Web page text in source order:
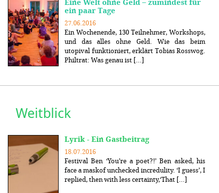
ein paar Tage
27.06.2016
Ein Wochenende, 130 Teilnehmer, Workshops,
und das alles ohne Geld. Wie das beim
utopival funktioniert, erklärt Tobias Rosswog.
Philtrat: Was genau ist [...]
Weitblick
Lyrik - Ein Gastbeitrag
18.07.2016
Festival Ben ‘You’re a poet?!’ Ben asked, his
face a maskof unchecked incredulity. ‘I guess’, I
replied, then with less certainty,‘That [...]